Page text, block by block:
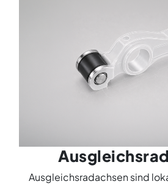
Ausgleichsradachsen sind